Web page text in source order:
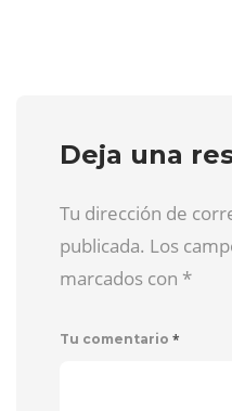
Deja una
Tu dirección de
publicada. Los
marcados con *
Tu comentario *